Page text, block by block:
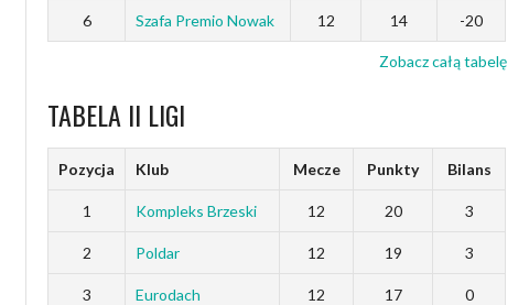
6 Szafa Premio Nowak 12 14 -20
Zobacz całą tabelę
TABELA II LIGI
Pozycja Klub Mecze Punkty Bilans
1 Kompleks Brzeski 12 20 3
2 Poldar 12 19 3
3 Eurodach 12 17 0